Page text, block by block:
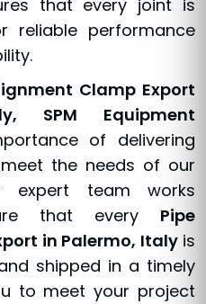
that every joint is
reliable performance
Clamp Export
SPM Equipment
of delivering
the needs of our
expert team works
that every Pipe
in Palermo, Italyis
shipped in a timely
to meet your project